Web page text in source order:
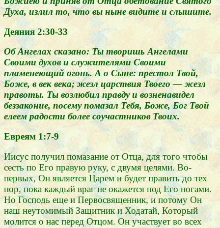
Духа, излил то, что вы ныне видите и слышите.
Деяния 2:30-33
Об Ангелах сказано: Ты творишь Ангелами
Своими духов и служителями Своими
пламенеющий огонь. А о Сыне: престол Твой,
Боже, в век века; жезл царствия Твоего — жезл
правоты. Ты возлюбил правду и возненавидел
беззаконие, посему помазал Тебя, Боже, Бог Твой
елеем радости более соучастников Твоих.
Евреям 1:7-9
Иисус получил помазание от Отца, для того чтобы
сесть по Его правую руку, с двумя целями. Во-
первых, Он является Царем и будет править до тех
пор, пока каждый враг не окажется под Его ногами.
Но Господь еще и Первосвященник, и потому Он
наш неутомимый Защитник и Ходатай, Который
молится о нас перед Отцом. Он участвует во всех